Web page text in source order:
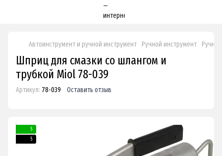
Автоинструмент и ручной инструмент Ручной инструмент
Шприц для смазки со шлангом и
трубкой Miol 78-039
Артикул: 78-039 Оставить отзыв
5
5